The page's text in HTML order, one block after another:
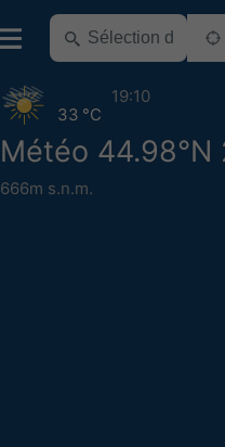
Météo 44.98°N
666m s.n.m.
33 °C
19:10